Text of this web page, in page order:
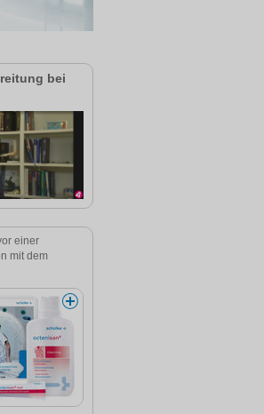
bei
einer
mit dem